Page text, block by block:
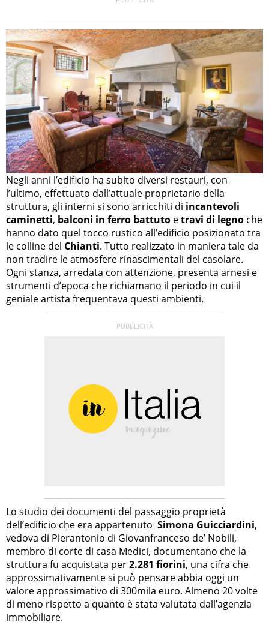
Negli anni l’edificio ha subito diversi restauri, con
l’ultimo, effettuato dall’attuale proprietario della
struttura, gli interni si sono arricchiti di incantevoli
caminetti, balconi in ferro battuto etravi di legno che
hanno dato quel tocco rustico all’edificio posizionato tra
le colline del Chianti. Tutto realizzato in maniera tale da
non tradire le atmosfere rinascimentali del casolare.
Ogni stanza, arredata con attenzione, presenta arnesi e
strumenti d’epoca che richiamano il periodo in cui il
geniale artista frequentava questi ambienti.
Lo studio dei documenti del passaggio proprietà
dell’edificio che era appartenuto Simona Guicciardini,
vedova di Pierantonio di Giovanfranceso de’ Nobili,
membro di corte di casa Medici, documentano che la
struttura fu acquistata per2.281 fiorini, una cifra che
approssimativamente si può pensare abbia oggi un
valore approssimativo di 300mila euro. Almeno 20 volte
di meno rispetto a quanto è stata valutata dall’agenzia
immobiliare.